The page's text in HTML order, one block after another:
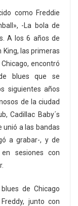
como Freddie
-La bola de
A los 6 años de
King, las primeras
encontró
blues que se
siguientes años
de la ciudad
Cadillac Baby´s
unió a las bandas
a grabar-, y de
sesiones con
de Chicago
junto con